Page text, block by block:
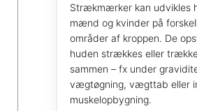
Strækmærker kan udvikles
mænd og kvinder på
områder af kroppen. De
huden strækkes eller
sammen – fx under
vægtøgning, vægttab eller
muskelopbygning.